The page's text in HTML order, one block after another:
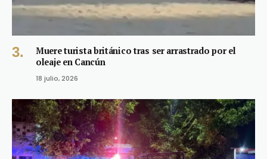
Muere turista británico tras ser arrastrado por el
oleaje en Cancún
18 julio, 2026